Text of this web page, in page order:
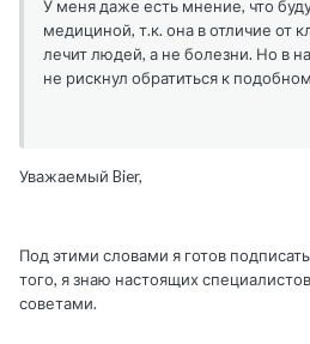
У меня даже есть мнение, что
медициной, т.к. она в отличие от
лечит людей, а не болезни. Но в
не рискнул обратиться к
Уважаемый Bier,
Под этими словами я готов
того, я знаю настоящих
советами.